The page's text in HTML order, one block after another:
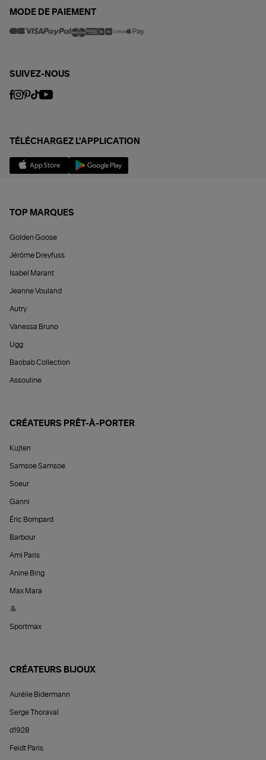
MODE DE PAIEMENT
SUIVEZ-NOUS
TÉLÉCHARGEZ L'APPLICATION
TOP MARQUES
Golden Goose
Jérôme Dreyfuss
Isabel Marant
Jeanne Vouland
Autry
Vanessa Bruno
Ugg
Baobab Collection
Assouline
CRÉATEURS PRÊT-À-PORTER
Kujten
Samsoe Samsoe
Soeur
Ganni
Éric Bompard
Barbour
Ami Paris
Anine Bing
Max Mara
&
Sportmax
CRÉATEURS BIJOUX
Aurélie Bidermann
Serge Thoraval
d1928
Feidt Paris